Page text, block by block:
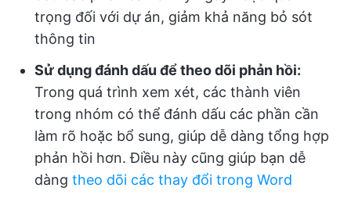
trọng đối với dự án, giảm khả năng bỏ sót
thông tin
Sử dụng đánh dấu để theo dõi phản hồi:
Trong quá trình xem xét, các thành viên
trong nhóm có thể đánh dấu các phần cần
làm rõ hoặc bổ sung, giúp dễ dàng tổng hợp
phản hồi hơn. Điều này cũng giúp bạn dễ
dàng theo dõi các thay đổi trong Word